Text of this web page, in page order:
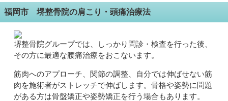
福岡市 堺整骨院の肩こり・頭痛治療法
堺整骨院グループでは、しっかり問診・検査を行った後、
その方に最適な腰痛治療をおこないます。
筋肉へのアプローチ、関節の調整、自分では伸ばせない筋
肉を施術者がストレッチで伸ばします。骨格や姿勢に問題
がある方は骨盤矯正や姿勢矯正を行う場合もあります。